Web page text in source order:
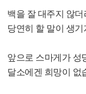
백을 잘 대주지 않
당연히 할 말이 생기
앞으로 스마게가 성
달소에겐 희망이 없